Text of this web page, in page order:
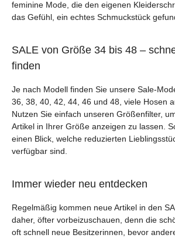
feminine Mode, die den eigenen
das Gefühl, ein echtes Schmuckstück
SALE von Größe 34 bis 48 –
finden
Je nach Modell finden Sie unsere Sale-
36, 38, 40, 42, 44, 46 und 48, viele Hosen
Nutzen Sie einfach unseren Größenfilter,
Artikel in Ihrer Größe anzeigen zu lassen.
einen Blick, welche reduzierten
verfügbar sind.
Immer wieder neu entdecken
Regelmäßig kommen neue Artikel in den
daher, öfter vorbeizuschauen, denn die
oft schnell neue Besitzerinnen, bevor